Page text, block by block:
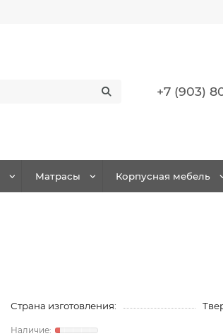
+7 (903)
Матрасы Корпусная мебель
Страна изготовления: